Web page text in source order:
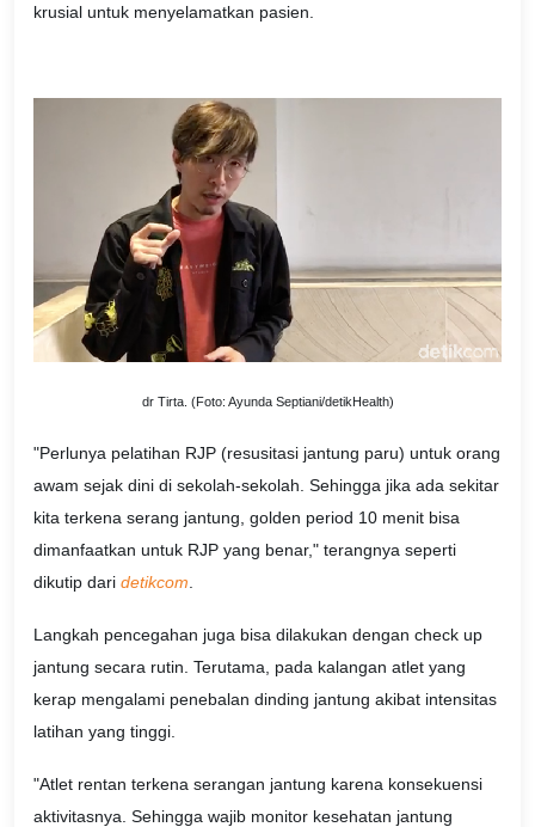
krusial untuk menyelamatkan pasien.
dr Tirta. (Foto: Ayunda Septiani/detikHealth)
"Perlunya pelatihan RJP (resusitasi jantung paru) untuk orang
awam sejak dini di sekolah-sekolah. Sehingga jika ada sekitar
kita terkena serang jantung, golden period 10 menit bisa
dimanfaatkan untuk RJP yang benar," terangnya seperti
dikutip dari detikcom
Langkah pencegahan juga bisa dilakukan dengan check up
jantung secara rutin. Terutama, pada kalangan atlet yang
kerap mengalami penebalan dinding jantung akibat intensitas
latihan yang tinggi.
"Atlet rentan terkena serangan jantung karena konsekuensi
aktivitasnya. Sehingga wajib monitor kesehatan jantung